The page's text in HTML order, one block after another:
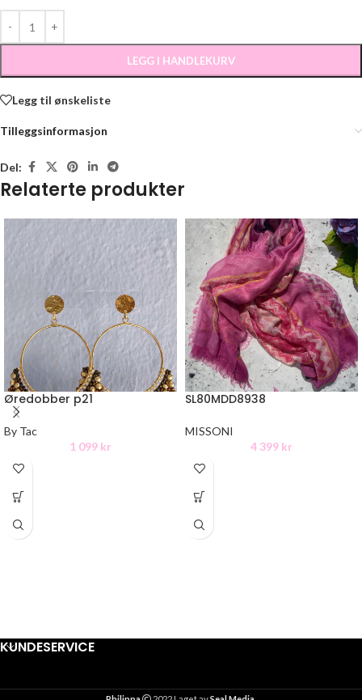
LEGG I HANDLEKURV
Legg til ønskeliste
Tilleggsinformasjon
Del:
Relaterte produkter
Øredobber p21
By Tac
1 099 kr
SL80MDD8938
MISSONI
4 399 kr
KUNDESERVICE